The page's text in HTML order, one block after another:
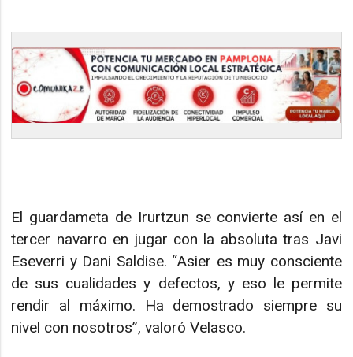
El guardameta de Irurtzun se convierte así en el
tercer navarro en jugar con la absoluta tras Javi
Eseverri y Dani Saldise. “Asier es muy consciente
de sus cualidades y defectos, y eso le permite
rendir al máximo. Ha demostrado siempre su
nivel con nosotros”, valoró Velasco.